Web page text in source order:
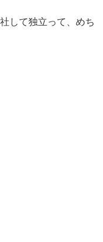
して独立って、めち